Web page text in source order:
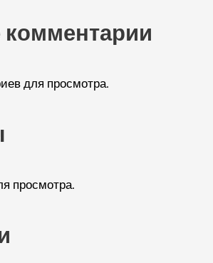
для просмотра.
просмотра.